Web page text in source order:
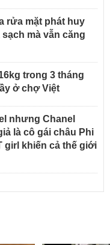
rửa mặt phát huy
mà vẫn căng
trong 3 tháng
ở chợ Việt
nhưng Chanel
là cô gái châu Phi
girl khiến cả thế giới